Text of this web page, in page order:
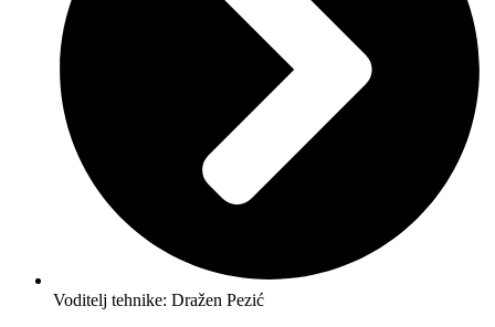
Voditelj tehnike: Dražen Pezić